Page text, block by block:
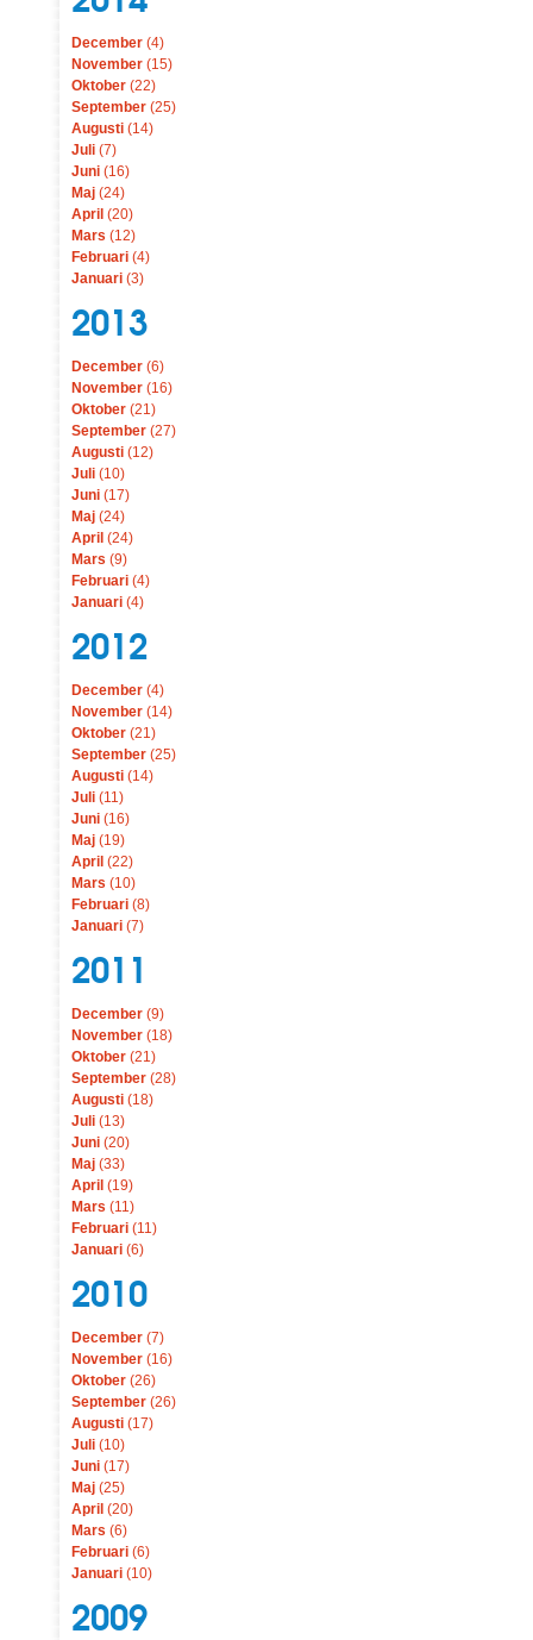
December (4)
November (15)
Oktober (22)
September (25)
Augusti (14)
Juli (7)
Juni (16)
Maj (24)
April (20)
Mars (12)
Februari (4)
Januari (3)
2013
December (6)
November (16)
Oktober (21)
September (27)
Augusti (12)
Juli (10)
Juni (17)
Maj (24)
April (24)
Mars (9)
Februari (4)
Januari (4)
2012
December (4)
November (14)
Oktober (21)
September (25)
Augusti (14)
Juli (11)
Juni (16)
Maj (19)
April (22)
Mars (10)
Februari (8)
Januari (7)
2011
December (9)
November (18)
Oktober (21)
September (28)
Augusti (18)
Juli (13)
Juni (20)
Maj (33)
April (19)
Mars (11)
Februari (11)
Januari (6)
2010
December (7)
November (16)
Oktober (26)
September (26)
Augusti (17)
Juli (10)
Juni (17)
Maj (25)
April (20)
Mars (6)
Februari (6)
Januari (10)
2009